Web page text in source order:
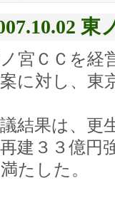
宮ＣＣを経
に対し、東
結果は、更
建３３億円
たした。